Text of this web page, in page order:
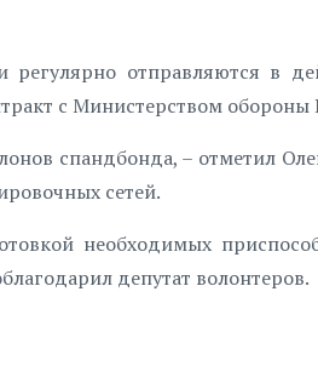
регулярно отправляются в
с Министерством обороны
спандбонда, – отметил
сетей.
необходимых
депутат волонтеров.